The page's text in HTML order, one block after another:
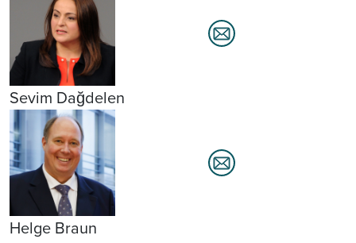
Sevim Dağdelen
Helge Braun